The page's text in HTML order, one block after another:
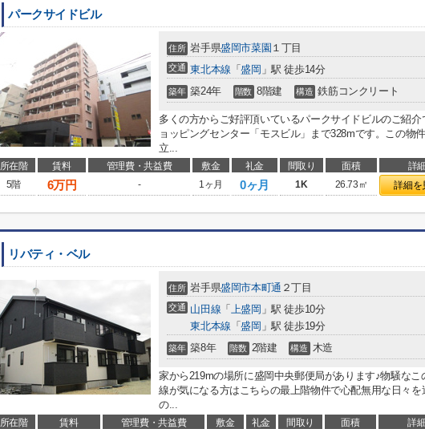
パークサイドビル
住所 岩手県盛岡市菜園 １丁目
交通 東北本線 「盛岡 」駅 徒歩14分
築年 築24年 階数 8階建 構造 鉄筋コンクリート
多くの方からご好評頂いているパークサイドビルのご紹
ョッピングセンター「モスビル」まで328mです。この物
立...
所在階 賃料 管理費・共益費 敷金 礼金 間取り 面積 詳細
5階
6万円 - 1ヶ月 0ヶ月 1K 26.73㎡ 詳細を
リバティ・ベル
住所 岩手県盛岡市本町通 ２丁目
交通 山田線 「 上盛岡 」駅 徒歩10分
東北本線 「盛岡 」駅 徒歩19分
築年 築8年 階数 2階建 構造 木造
家から219mの場所に盛岡中央郵便局があります♪物騒な
線が気になる方はこちらの最上階物件で心配無用な日々
の...
所在階 賃料 管理費・共益費 敷金 礼金 間取り 面積 詳細